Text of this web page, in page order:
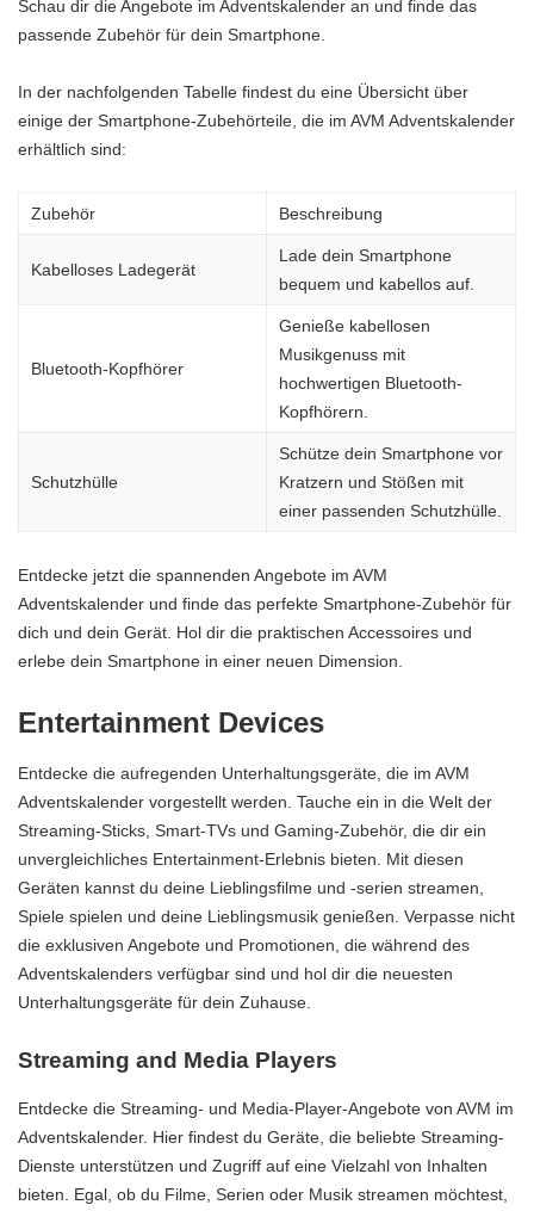
Schau dir die Angebote im Adventskalender an und finde das
passende Zubehör für dein Smartphone.
In der nachfolgenden Tabelle findest du eine Übersicht über
einige der Smartphone-Zubehörteile, die im AVM Adventskalender
erhältlich sind:
Zubehör Beschreibung
Kabelloses Ladegerät
Lade dein Smartphone
bequem und kabellos auf.
Bluetooth-Kopfhörer
Genieße kabellosen
Musikgenuss mit
hochwertigen Bluetooth-
Kopfhörern.
Schutzhülle
Schütze dein Smartphone vor
Kratzern und Stößen mit
einer passenden Schutzhülle.
Entdecke jetzt die spannenden Angebote im AVM
Adventskalender und finde das perfekte Smartphone-Zubehör für
dich und dein Gerät. Hol dir die praktischen Accessoires und
erlebe dein Smartphone in einer neuen Dimension.
Entertainment Devices
Entdecke die aufregenden Unterhaltungsgeräte, die im AVM
Adventskalender vorgestellt werden. Tauche ein in die Welt der
Streaming-Sticks, Smart-TVs und Gaming-Zubehör, die dir ein
unvergleichliches Entertainment-Erlebnis bieten. Mit diesen
Geräten kannst du deine Lieblingsfilme und -serien streamen,
Spiele spielen und deine Lieblingsmusik genießen. Verpasse nicht
die exklusiven Angebote und Promotionen, die während des
Adventskalenders verfügbar sind und hol dir die neuesten
Unterhaltungsgeräte für dein Zuhause.
Streaming and Media Players
Entdecke die Streaming- und Media-Player-Angebote von AVM im
Adventskalender. Hier findest du Geräte, die beliebte Streaming-
Dienste unterstützen und Zugriff auf eine Vielzahl von Inhalten
bieten. Egal, ob du Filme, Serien oder Musik streamen möchtest,